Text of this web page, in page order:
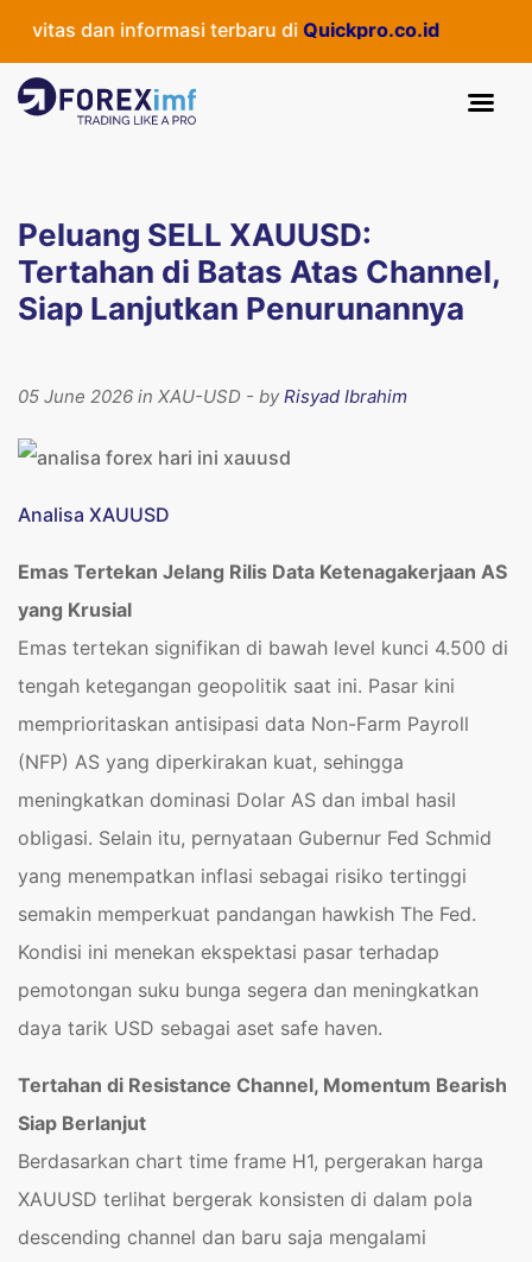
dan informasi terbaru diQuickpro.co.id
Peluang SELL XAUUSD:
Tertahan di Batas Atas Channel,
Siap Lanjutkan Penurunannya
05 June 2026 in XAU-USD - byRisyad Ibrahim
Analisa XAUUSD
Emas Tertekan Jelang Rilis Data Ketenagakerjaan AS
yang Krusial
Emas tertekan signifikan di bawah level kunci 4.500 di
tengah ketegangan geopolitik saat ini. Pasar kini
memprioritaskan antisipasi data Non-Farm Payroll
(NFP) AS yang diperkirakan kuat, sehingga
meningkatkan dominasi Dolar AS dan imbal hasil
obligasi. Selain itu, pernyataan Gubernur Fed Schmid
yang menempatkan inflasi sebagai risiko tertinggi
semakin memperkuat pandangan hawkish The Fed.
Kondisi ini menekan ekspektasi pasar terhadap
pemotongan suku bunga segera dan meningkatkan
daya tarik USD sebagai aset safe haven.
Tertahan di Resistance Channel, Momentum Bearish
Siap Berlanjut
Berdasarkan chart time frame H1, pergerakan harga
XAUUSD terlihat bergerak konsisten di dalam pola
descending channel dan baru saja mengalami